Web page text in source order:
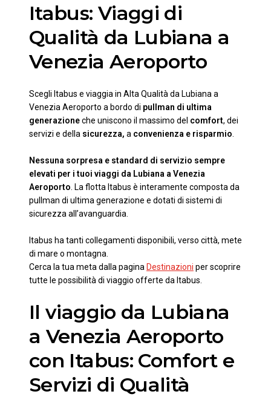
Itabus: Viaggi di
Qualità da Lubiana a
Venezia Aeroporto
Scegli Itabus e viaggia in Alta Qualità da Lubiana a
Venezia Aeroporto a bordo di pullman di ultima
generazioneche uniscono il massimo del comfort, dei
servizi e della sicurezza, a convenienza e risparmio
Nessuna sorpresa e standard di servizio sempre
elevati per i tuoi viaggi da Lubiana a Venezia
Aeroporto . La flotta Itabus è interamente composta da
pullman di ultima generazione e dotati di sistemi di
sicurezza all’avanguardia.
Itabus ha tanti collegamenti disponibili, verso città, mete
di mare o montagna.
Cerca la tua meta dalla pagina Destinazioni per scoprire
tutte le possibilità di viaggio offerte da Itabus.
Il viaggio da Lubiana
a Venezia Aeroporto
con Itabus: Comfort e
Servizi di Qualità